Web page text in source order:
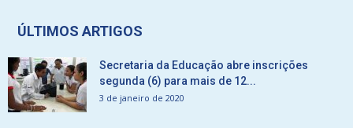
ÚLTIMOS ARTIGOS
Secretaria da Educação abre inscrições
segunda (6) para mais de 12...
3 de janeiro de 2020